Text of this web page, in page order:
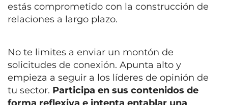
estás comprometido con la construcción de
relaciones a largo plazo.
No te limites a enviar un montón de
solicitudes de conexión. Apunta alto y
empieza a seguir a los líderes de opinión de
tu sector. Participa en sus contenidos de
forma reflexiva e intenta entablar una